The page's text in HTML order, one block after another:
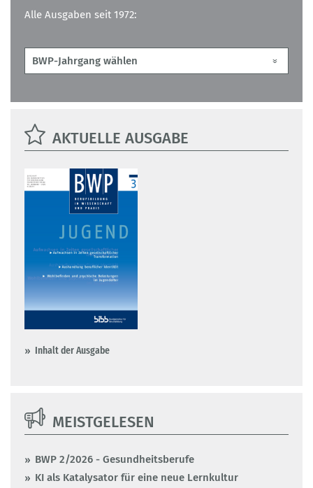
Alle Ausgaben seit 1972:
AKTUELLE AUSGABE
Inhalt der Ausgabe
MEISTGELESEN
BWP 2/2026 - Gesundheitsberufe
KI als Katalysator für eine neue Lernkultur